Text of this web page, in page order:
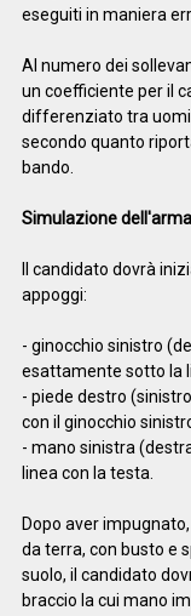
eseguiti in maniera
Al numero dei
un coefficiente per il
differenziato tra
secondo quanto
bando.
Simulazione
Il candidato dovrà
appoggi:
- ginocchio sinistro
esattamente sotto la
- piede destro
con il ginocchio
- mano sinistra
linea con la testa.
Dopo aver
da terra, con busto e
suolo, il candidato
braccio la cui mano